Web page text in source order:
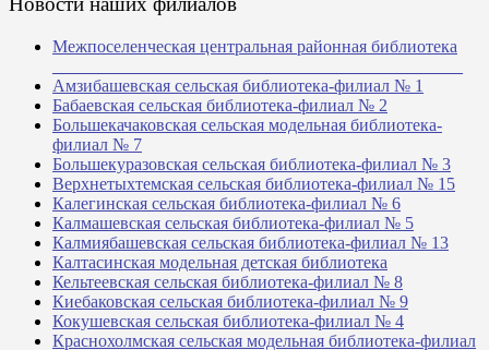
Межпоселенческая центральная районная библиотека
Амзибашевская сельская библиотека-филиал № 1
Бабаевская сельская библиотека-филиал № 2
Большекачаковская сельская модельная библиотека-
филиал № 7
Большекуразовская сельская библиотека-филиал № 3
Верхнетыхтемская сельская библиотека-филиал № 15
Калегинская сельская библиотека-филиал № 6
Калмашевская сельская библиотека-филиал № 5
Калмиябашевская сельская библиотека-филиал № 13
Калтасинская модельная детская библиотека
Кельтеевская сельская библиотека-филиал № 8
Киебаковская сельская библиотека-филиал № 9
Кокушевская сельская библиотека-филиал № 4
Краснохолмская сельская модельная библиотека-филиал